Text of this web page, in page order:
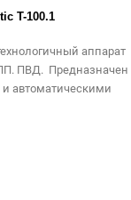
T-100.1
аппарат
ПВД. Предназначен
автоматическими